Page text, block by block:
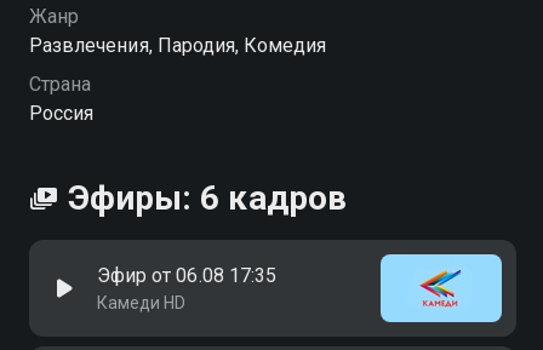
Посмотреть онлайн 8 сезон сериала 6 кадров вы
можете совершенно бесплатно в хорошем HD
качестве на Смотрёшке
Жанр
Развлечения, Пародия, Комедия
Страна
Россия
Эфиры: 6 кадров
Эфир от 06.08 17:35
Камеди HD